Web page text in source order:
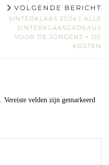
VOLGENDE BERICHT
SINTERKLAAS 2024 | ALLE
SINTERKLAASCADEAUS
VOOR DE JONGENS + DE
KOSTEN
Vereiste velden zijn gemarkeerd